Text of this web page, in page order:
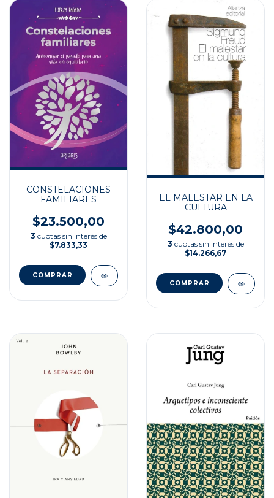
CONSTELACIONES
FAMILIARES
$23.500,00
3 cuotas sin interés de
$7.833,33
EL MALESTAR EN LA
CULTURA
$42.800,00
3 cuotas sin interés de
$14.266,67